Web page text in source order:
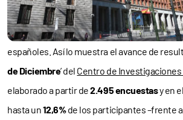
españoles. Así lo muestra el avance de
de Diciembre’ del Centro de
elaborado a partir de2.495 encuestasy en
hasta un12,6%de los participantes –frente